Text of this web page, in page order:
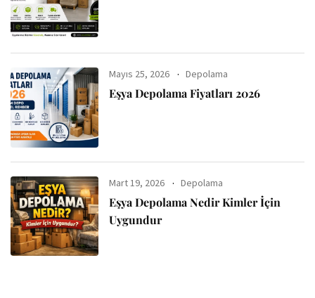
Mayıs 25, 2026 Depolama
Eşya Depolama Fiyatları 2026
Mart 19, 2026 Depolama
Eşya Depolama Nedir Kimler İçin
Uygundur